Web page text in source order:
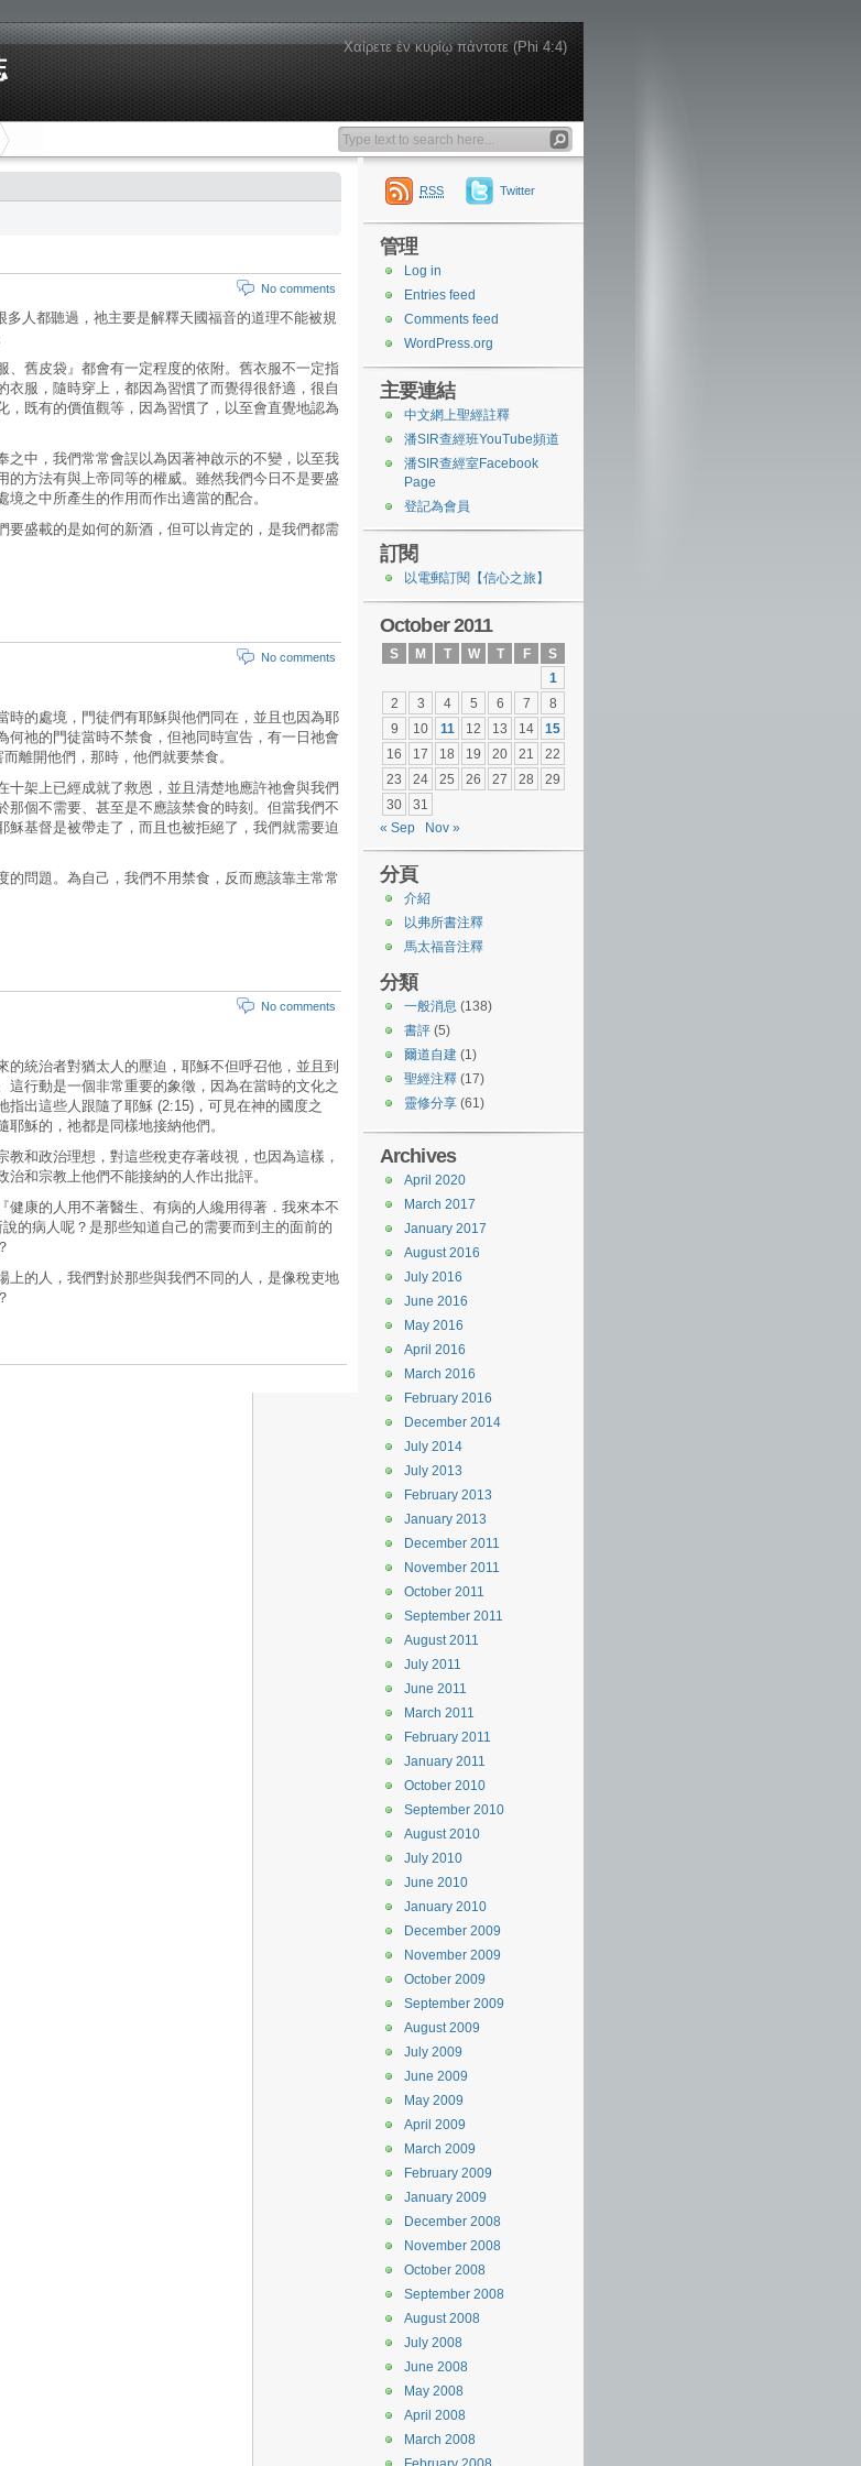
Χαίρετε ἐν κυρίῳ πάντοτε (Phi 4:4)
No comments
人都聽過，祂主要是解釋天國福音的道理不能被規
舊皮袋』都會有一定程度的依附。舊衣服不一定指
服，隨時穿上，都因為習慣了而覺得很舒適，很自
既有的價值觀等，因為習慣了，以至會直覺地認為
中，我們常常會誤以為因著神啟示的不變，以至我
方法有與上帝同等的權威。雖然我們今日不是要盛
之中所產生的作用而作出適當的配合。
盛載的是如何的新酒，但可以肯定的，是我們都需
No comments
的處境，門徒們有耶穌與他們同在，並且也因為耶
祂的門徒當時不禁食，但祂同時宣告，有一日祂會
離開他們，那時，他們就要禁食。
十架上已經成就了救恩，並且清楚地應許祂會與我們
那個不需要、甚至是不應該禁食的時刻。但當我們不
基督是被帶走了，而且也被拒絕了，我們就需要迫
問題。為自己，我們不用禁食，反而應該靠主常常
No comments
統治者對猶太人的壓迫，耶穌不但呼召他，並且到
行動是一個非常重要的象徵，因為在當時的文化之
出這些人跟隨了耶穌 (2:15)，可見在神的國度之
穌的，祂都是同樣地接納他們。
和政治理想，對這些稅吏存著歧視，也因為這樣，
和宗教上他們不能接納的人作出批評。
康的人用不著醫生、有病的人纔用得著．我來本不
的病人呢？是那些知道自己的需要而到主的面前的
的人，我們對於那些與我們不同的人，是像稅吏地
RSS Twitter
管理
Log in
Entries feed
Comments feed
WordPress.org
主要連結
中文網上聖經註釋
潘SIR查經班YouTube頻道
潘SIR查經室Facebook
Page
登記為會員
訂閱
以電郵訂閱【信心之旅】
October 2011
S M T W T F
S
1
2
3 4 5 6 7
8
9
10 11 12 13 14
15
16
17 18 19 20 21
22
23
24 25 26 27 28
29
30
31
« Sep
Nov »
分頁
介紹
以弗所書注釋
馬太福音注釋
分類
一般消息 (138)
書評 (5)
爾道自建 (1)
聖經注釋 (17)
靈修分享 (61)
Archives
April 2020
March 2017
January 2017
August 2016
July 2016
June 2016
May 2016
April 2016
March 2016
February 2016
December 2014
July 2014
July 2013
February 2013
January 2013
December 2011
November 2011
October 2011
September 2011
August 2011
July 2011
June 2011
March 2011
February 2011
January 2011
October 2010
September 2010
August 2010
July 2010
June 2010
January 2010
December 2009
November 2009
October 2009
September 2009
August 2009
July 2009
June 2009
May 2009
April 2009
March 2009
February 2009
January 2009
December 2008
November 2008
October 2008
September 2008
August 2008
July 2008
June 2008
May 2008
April 2008
March 2008